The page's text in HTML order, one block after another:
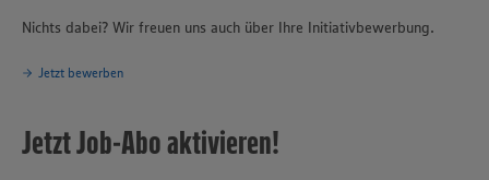
Nichts dabei? Wir freuen uns auch über Ihre Initiativbewerbung.
Jetzt bewerben
Jetzt Job-Abo aktivieren!